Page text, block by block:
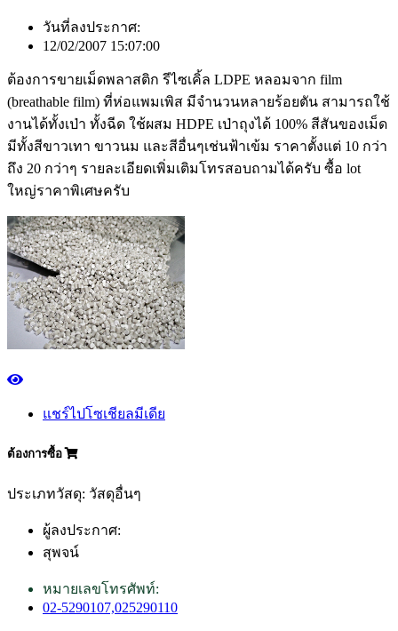
วันที่ลงประกาศ:
12/02/2007 15:07:00
ต้องการขายเม็ดพลาสติก รีไซเคิ้ล LDPE หลอมจาก film
(breathable film) ที่ห่อแพมเพิส มีจำนวนหลายร้อยตัน สามารถใช้
งานได้ทั้งเป่า ทั้งฉีด ใช้ผสม HDPE เป่าถุงได้ 100% สีสันของเม็ด
มีทั้งสีขาวเทา ขาวนม และสีอื่นๆเช่นฟ้าเข้ม ราคาตั้งแต่ 10 กว่า
ถึง 20 กว่าๆ รายละเอียดเพิ่มเติมโทรสอบถามได้ครับ ซื้อ lot
ใหญ่ราคาพิเศษครับ
แชร์ไปโซเชียลมีเดีย
ต้องการซื้อ
ประเภทวัสดุ: วัสดุอื่นๆ
ผู้ลงประกาศ:
สุพจน์
หมายเลขโทรศัพท์:
02-5290107,025290110